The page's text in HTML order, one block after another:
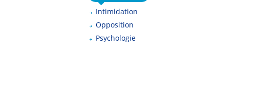
Intimidation
Opposition
Psychologie